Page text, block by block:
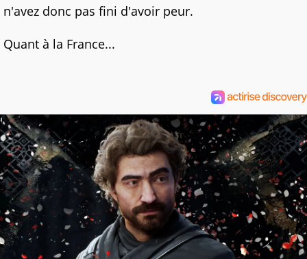
n'avez donc pas fini d'avoir peur.
Quant à la France...